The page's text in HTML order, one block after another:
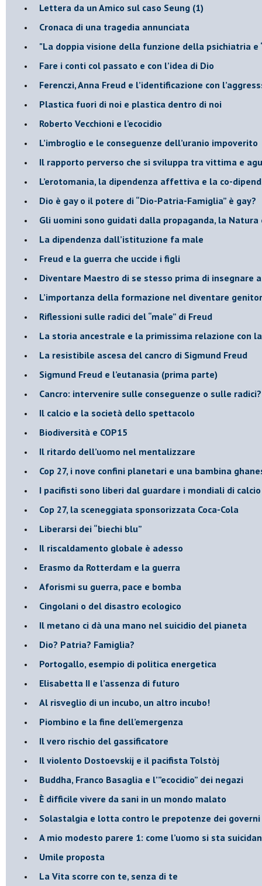
​Lettera da un Amico sul caso Seung (1)
​Cronaca di una tragedia annunciata
"​La doppia visione della funzione della psichiatria e
​Fare i conti col passato e con l’idea di Dio
​Ferenczi, Anna Freud e l’identificazione con
Plastica fuori di noi e plastica dentro di noi
​Roberto Vecchioni e l’ecocidio
​L’imbroglio e le conseguenze dell’uranio impoverito
​Il rapporto perverso che si sviluppa tra vittima e
L’erotomania, la dipendenza affettiva e la co-
​Dio è gay o il potere di “Dio-Patria-Famiglia” è gay?
​Gli uomini sono guidati dalla propaganda, la
La dipendenza dall’istituzione fa male
​Freud e la guerra che uccide i figli
​Diventare Maestro di se stesso prima di insegnare
L’importanza della formazione nel diventare
Riflessioni sulle radici del “male” di Freud
​La storia ancestrale e la primissima relazione con
​La resistibile ascesa del cancro di Sigmund Freud
Sigmund Freud e l’eutanasia (prima parte)
Cancro: intervenire sulle conseguenze o sulle radici?
​Il calcio e la società dello spettacolo
Biodiversità e COP15
​Il ritardo dell’uomo nel mentalizzare
​Cop 27, i nove confini planetari e una bambina
​I pacifisti sono liberi dal guardare i mondiali di
​Cop 27, la sceneggiata sponsorizzata Coca-Cola
​Liberarsi dei “biechi blu”
Il riscaldamento globale è adesso
​Erasmo da Rotterdam e la guerra
​Aforismi su guerra, pace e bomba
Cingolani o del disastro ecologico
​Il metano ci dà una mano nel suicidio del pianeta
​Dio? Patria? Famiglia?
Portogallo, esempio di politica energetica
​Elisabetta II e l’assenza di futuro
Al risveglio di un incubo, un altro incubo!
​Piombino e la fine dell’emergenza
​Il vero rischio del gassificatore
​Il violento Dostoevskij e il pacifista Tolstòj
​Buddha, Franco Basaglia e l’”ecocidio” dei negazi
​È difficile vivere da sani in un mondo malato
Solastalgia e lotta contro le prepotenze dei
​A mio modesto parere 1: come l’uomo si sta
​Umile proposta
​La Vita scorre con te, senza di te